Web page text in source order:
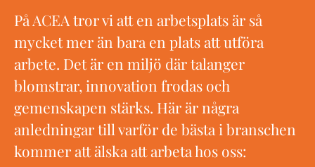
På ACEA tror vi att en arbetsplats är så
mycket mer än bara en plats att utföra
arbete. Det är en miljö där talanger
blomstrar, innovation frodas och
gemenskapen stärks. Här är några
anledningar till varför de bästa i branschen
kommer att älska att arbeta hos oss: